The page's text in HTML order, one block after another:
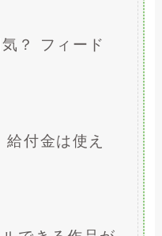
？ フィード
付金は使え